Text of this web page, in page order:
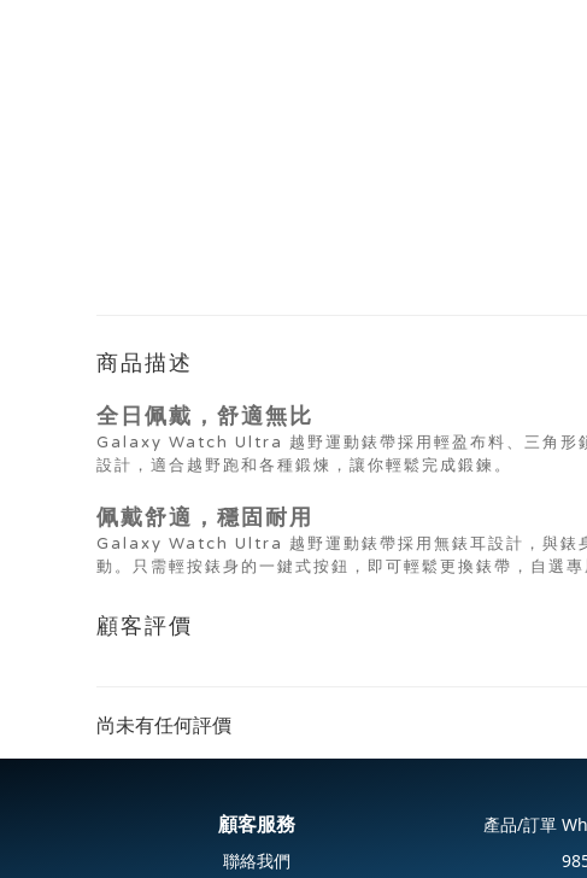
商品描述
全日佩戴，舒適無比
Galaxy Watch Ultra 越野運動錶帶採用輕盈布料、三角形
設計，適合越野跑和各種鍛煉，讓你輕鬆完成鍛鍊。
佩戴舒適，穩固耐用
Galaxy Watch Ultra 越野運動錶帶採用無錶耳設計，與錶
動。只需輕按錶身的一鍵式按鈕，即可輕鬆更換錶帶，自選專
顧客評價
尚未有任何評價
顧客服務
聯絡我們
產品/訂單